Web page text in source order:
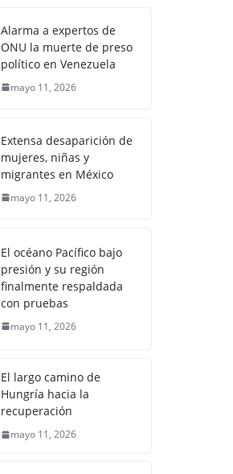
Alarma a expertos de
ONU la muerte de preso
político en Venezuela
mayo 11, 2026
Extensa desaparición de
mujeres, niñas y
migrantes en México
mayo 11, 2026
El océano Pacífico bajo
presión y su región
finalmente respaldada
con pruebas
mayo 11, 2026
El largo camino de
Hungría hacia la
recuperación
mayo 11, 2026